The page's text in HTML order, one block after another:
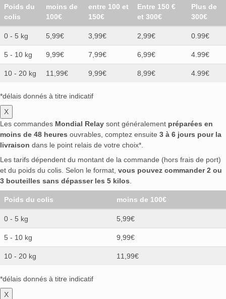
Poids du
colis
moins de
100€
entre 100 et
150€
Entre 150 €
et 300€
Plus de
300€
0 - 5 kg 5,99€ 3,99€ 2,99€ 0.99€
5 - 10 kg 9,99€ 7,99€ 6,99€ 4.99€
10 - 20 kg 11,99€ 9,99€ 8,99€ 4.99€
*délais donnés à titre indicatif
X
Les commandes Mondial Relay sont généralement préparées en
moins de 48 heures ouvrables, comptez ensuite 3 à 6 jours pour la
livraison dans le point relais de votre choix*.
Les tarifs dépendent du montant de la commande (hors frais de port)
et du poids du colis. Selon le format, vous pouvez commander 2 ou
3 bouteilles sans dépasser les 5 kilos.
Poids du colis moins de 100€
0 - 5 kg 5,99€
5 - 10 kg 9,99€
10 - 20 kg 11,99€
*délais donnés à titre indicatif
X